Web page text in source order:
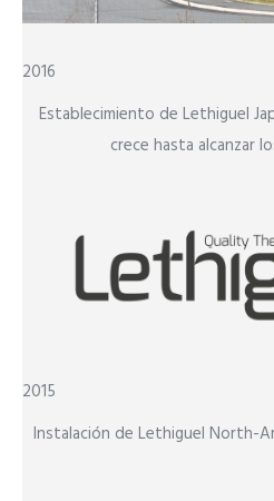
2016
Establecimiento de Lethiguel
crece hasta alcanzar
2015
Instalación de Lethiguel North-